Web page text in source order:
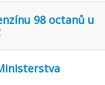
98 octanů u